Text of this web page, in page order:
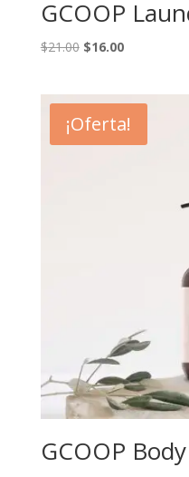
GCOOP
$21.00 Original
$21.00.
$16.00Current
$16.00.
¡Oferta!
GCOOP